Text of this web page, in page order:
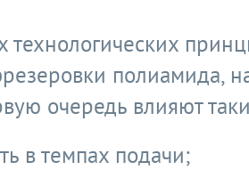
технологических
полиамида,
очередь влияют
в темпах подачи;